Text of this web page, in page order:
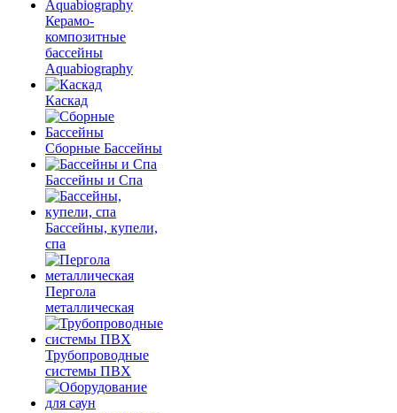
Керамо-
композитные
бассейны
Aquabiography
Каскад
Сборные Бассейны
Бассейны и Спа
Бассейны, купели,
спа
Пергола
металлическая
Трубопроводные
системы ПВХ